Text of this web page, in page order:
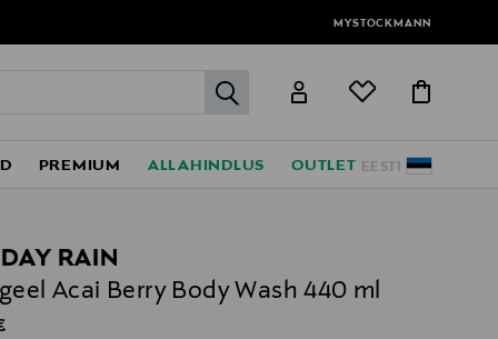
MYSTOCKMANN
label.header.go
EESTI
PREMIUM ALLAHINDLUS OUTLET
RAIN
Acai Berry Body Wash 440 ml
Price